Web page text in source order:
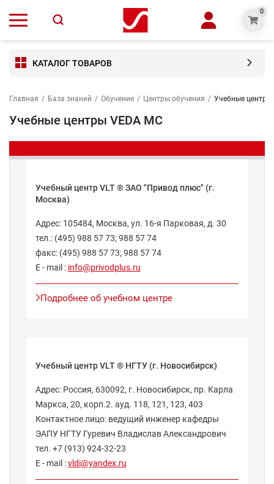
0
КАТАЛОГ ТОВАРОВ
Главная / База знаний / Обучение / Центры обучения​ / Учебные центры
Учебные центры VEDA MC
Учебный центр VLT ® ЗАО "Привод плюс" (г.
Москва)
Адрес: 105484, Москва, ул. 16-я Парковая, д. 30
тел.: (495) 988 57 73; 988 57 74
факс: (495) 988 57 73; 988 57 74
E - mail : info@privodplus.ru
Подробнее об учебном центре
Учебный центр VLT ® НГТУ (г. Новосибирск)
Адрес: Россия, 630092, г. Новосибирск, пр. Карла
Маркса, 20, корп.2. ауд. 118, 121, 123, 403
Контактное лицо: ведущий инженер кафедры
ЭАПУ НГТУ Гуревич Владислав Александрович
тел. +7 (913) 924-32-23
E - mail :vldi@yandex.ru